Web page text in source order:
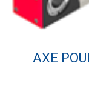
AXE